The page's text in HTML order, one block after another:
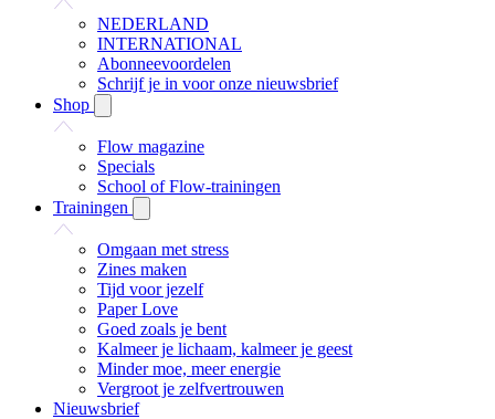
NEDERLAND
INTERNATIONAL
Abonneevoordelen
Schrijf je in voor onze nieuwsbrief
Shop
Flow magazine
Specials
School of Flow-trainingen
Trainingen
Omgaan met stress
Zines maken
Tijd voor jezelf
Paper Love
Goed zoals je bent
Kalmeer je lichaam, kalmeer je geest
Minder moe, meer energie
Vergroot je zelfvertrouwen
Nieuwsbrief